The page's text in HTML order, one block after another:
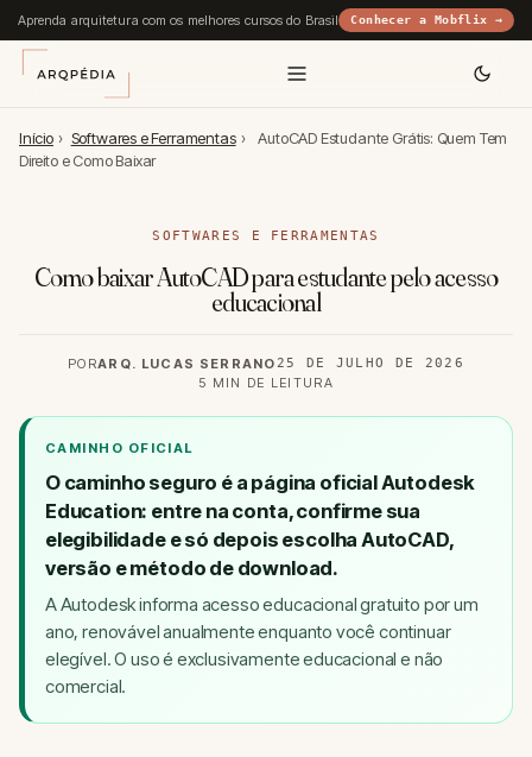
Aprenda arquitetura com os melhores cursos do Brasil Conhecer a Mobflix →
Início › Softwares e Ferramentas ›
AutoCAD Estudante Grátis: Quem Tem
Direito e Como Baixar
SOFTWARES E FERRAMENTAS
Como baixar AutoCAD para estudante pelo acesso
educacional
PORARQ. LUCAS SERRANO25 DE JULHO DE 2026
5 MIN DE LEITURA
CAMINHO OFICIAL
O caminho seguro é a página oficialAutodesk
Education: entre na conta, confirme sua
elegibilidade e só depois escolha AutoCAD,
versão e método de download.
A Autodesk informa acesso educacional gratuito por um
ano, renovável anualmente enquanto você continuar
elegível. O uso é exclusivamente educacional e não
comercial.